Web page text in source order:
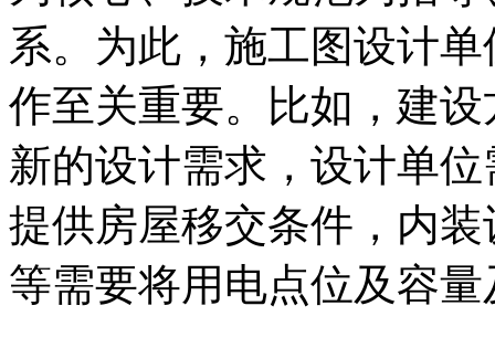
系。为此，施工图设计
作至关重要。比如，建
新的设计需求，设计单
提供房屋移交条件，内
等需要将用电点位及容